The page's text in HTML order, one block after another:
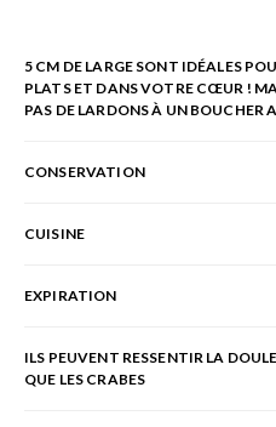
5 CM DE LARGE SONT IDÉALES
PLATS ET DANS VOTRE CŒUR !
PAS DE LARDONS À UN BOUCHER
CONSERVATION
CUISINE
EXPIRATION
ILS PEUVENT RESSENTIR LA
QUE LES CRABES